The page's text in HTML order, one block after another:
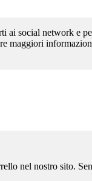
ai social network e
nel nostro sito.